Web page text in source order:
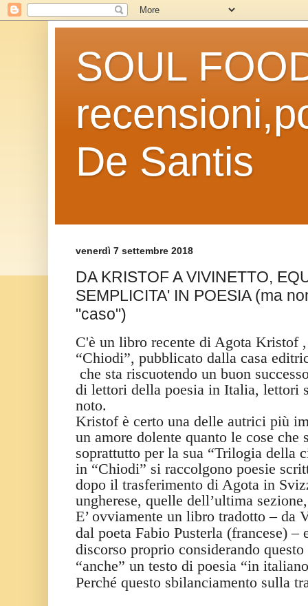
SOUL
De Santis
venerdì 7 settembre 2018
DA KRISTOF A VIVINETTO,
SEMPLICITA' IN POESIA (ma
"caso")
C'è un libro recente di Agota Kristof
“Chiodi”, pubblicato dalla casa
che sta riscuotendo un buon
di lettori della poesia in Italia, lettori
noto.
Kristof è certo una delle autrici più
un amore dolente quanto le cose che
soprattutto per la sua “Trilogia della
in “Chiodi” si raccolgono poesie
dopo il trasferimento di Agota in
ungherese, quelle dell’ultima
E’ ovviamente un libro tradotto – da
dal poeta Fabio Pusterla (francese) –
discorso proprio considerando
“anche” un testo di poesia “in
Perché questo sbilanciamento sulla